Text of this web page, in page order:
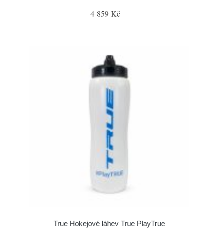
4 859 Kč
True Hokejové láhev True PlayTrue